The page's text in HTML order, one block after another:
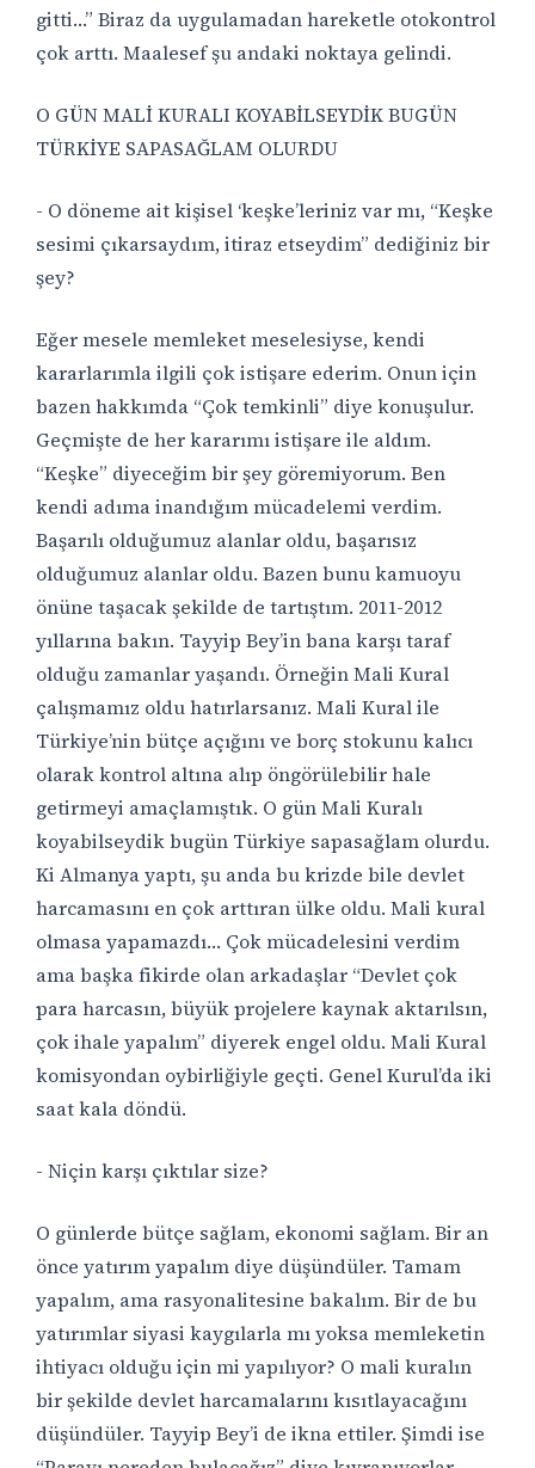
gitti…” Biraz da uygulamadan hareketle otokontrol
çok arttı. Maalesef şu andaki noktaya gelindi.
O GÜN MALİ KURALI KOYABİLSEYDİK BUGÜN
TÜRKİYE SAPASAĞLAM OLURDU
- O döneme ait kişisel ‘keşke’leriniz var mı, “Keşke
sesimi çıkarsaydım, itiraz etseydim” dediğiniz bir
şey?
Eğer mesele memleket meselesiyse, kendi
kararlarımla ilgili çok istişare ederim. Onun için
bazen hakkımda “Çok temkinli” diye konuşulur.
Geçmişte de her kararımı istişare ile aldım.
“Keşke” diyeceğim bir şey göremiyorum. Ben
kendi adıma inandığım mücadelemi verdim.
Başarılı olduğumuz alanlar oldu, başarısız
olduğumuz alanlar oldu. Bazen bunu kamuoyu
önüne taşacak şekilde de tartıştım. 2011-2012
yıllarına bakın. Tayyip Bey’in bana karşı taraf
olduğu zamanlar yaşandı. Örneğin Mali Kural
çalışmamız oldu hatırlarsanız. Mali Kural ile
Türkiye’nin bütçe açığını ve borç stokunu kalıcı
olarak kontrol altına alıp öngörülebilir hale
getirmeyi amaçlamıştık. O gün Mali Kuralı
koyabilseydik bugün Türkiye sapasağlam olurdu.
Ki Almanya yaptı, şu anda bu krizde bile devlet
harcamasını en çok arttıran ülke oldu. Mali kural
olmasa yapamazdı… Çok mücadelesini verdim
ama başka fikirde olan arkadaşlar “Devlet çok
para harcasın, büyük projelere kaynak aktarılsın,
çok ihale yapalım” diyerek engel oldu. Mali Kural
komisyondan oybirliğiyle geçti. Genel Kurul’da iki
saat kala döndü.
- Niçin karşı çıktılar size?
O günlerde bütçe sağlam, ekonomi sağlam. Bir an
önce yatırım yapalım diye düşündüler. Tamam
yapalım, ama rasyonalitesine bakalım. Bir de bu
yatırımlar siyasi kaygılarla mı yoksa memleketin
ihtiyacı olduğu için mi yapılıyor? O mali kuralın
bir şekilde devlet harcamalarını kısıtlayacağını
düşündüler. Tayyip Bey’i de ikna ettiler. Şimdi ise